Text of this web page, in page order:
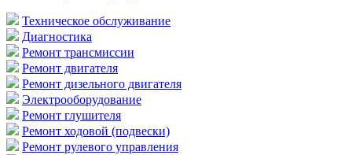
Техническое обслуживание
Диагностика
Ремонт трансмиссии
Ремонт двигателя
Ремонт дизельного двигателя
Электрооборудование
Ремонт глушителя
Ремонт ходовой (подвески)
Ремонт рулевого управления